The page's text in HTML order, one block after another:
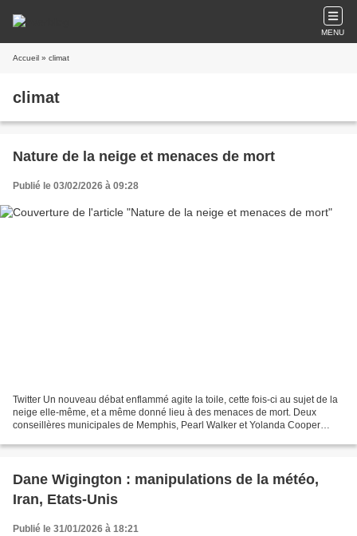
MENU
Accueil » climat
climat
Nature de la neige et menaces de mort
Publié le 03/02/2026 à 09:28
Twitter Un nouveau débat enflammé agite la toile, cette fois-ci au sujet de la
neige elle-même, et a même donné lieu à des menaces de mort. Deux
conseillères municipales de Memphis, Pearl Walker et Yolanda Cooper
Dane Wigington : manipulations de la météo,
Iran, Etats-Unis
Publié le 31/01/2026 à 18:21